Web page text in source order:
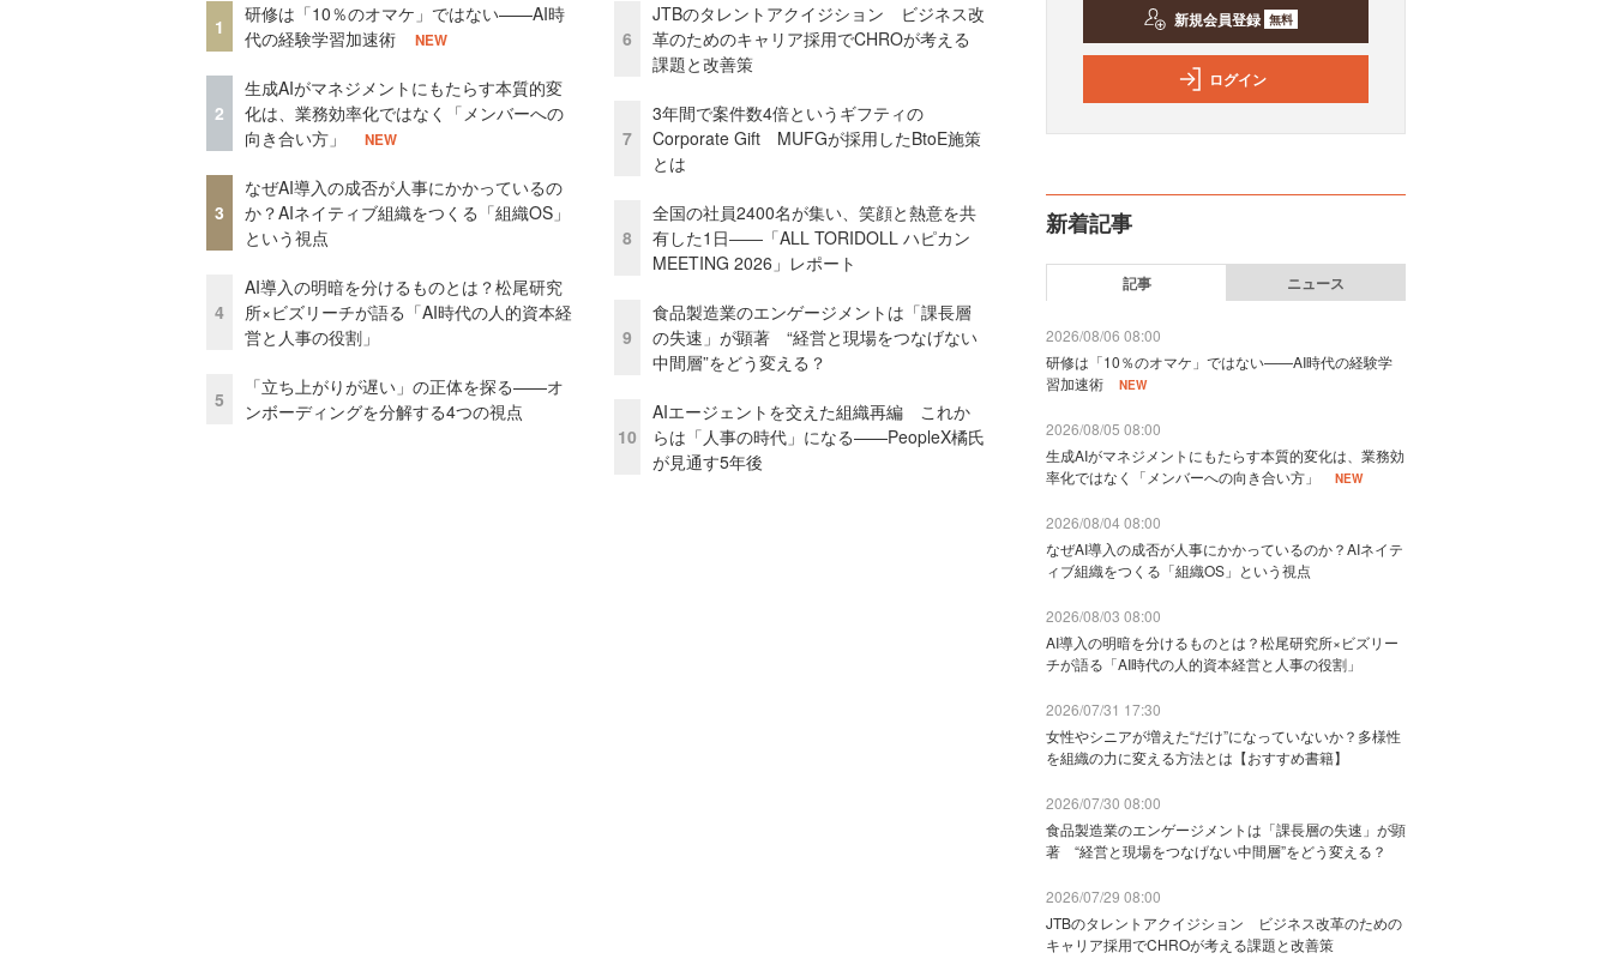
1
研修は「10％のオマケ」ではない——AI時
代の経験学習加速術
NEW
2
生成AIがマネジメントにもたらす本質的変
化は、業務効率化ではなく「メンバーへの
向き合い方」
NEW
3
なぜAI導入の成否が人事にかかっているの
か？AIネイティブ組織をつくる「組織OS」
という視点
4
AI導入の明暗を分けるものとは？松尾研究
所×ビズリーチが語る「AI時代の人的資本経
営と人事の役割」
5
「立ち上がりが遅い」の正体を探る——オ
ンボーディングを分解する4つの視点
6
JTBのタレントアクイジション ビジネス改
革のためのキャリア採用でCHROが考える
課題と改善策
7
3年間で案件数4倍というギフティの
Corporate Gift MUFGが採用したBtoE施策
とは
8
全国の社員2400名が集い、笑顔と熱意を共
有した1日――「ALL TORIDOLL ハピカン
MEETING 2026」レポート
9
食品製造業のエンゲージメントは「課長層
の失速」が顕著 “経営と現場をつなげない
中間層”をどう変える？
10
AIエージェントを交えた組織再編 これか
らは「人事の時代」になる——PeopleX橘氏
が見通す5年後
新規会員登録 無料
ログイン
新着記事
記事 ニュース
2026/08/06 08:00
研修は「10％のオマケ」ではない——AI時代の経験学
習加速術
NEW
2026/08/05 08:00
生成AIがマネジメントにもたらす本質的変化は、業務効
率化ではなく「メンバーへの向き合い方」
NEW
2026/08/04 08:00
なぜAI導入の成否が人事にかかっているのか？AIネイテ
ィブ組織をつくる「組織OS」という視点
2026/08/03 08:00
AI導入の明暗を分けるものとは？松尾研究所×ビズリー
チが語る「AI時代の人的資本経営と人事の役割」
2026/07/31 17:30
女性やシニアが増えた“だけ”になっていないか？多様性
を組織の力に変える方法とは【おすすめ書籍】
2026/07/30 08:00
食品製造業のエンゲージメントは「課長層の失速」が顕
著 “経営と現場をつなげない中間層”をどう変える？
2026/07/29 08:00
JTBのタレントアクイジション ビジネス改革のための
キャリア採用でCHROが考える課題と改善策